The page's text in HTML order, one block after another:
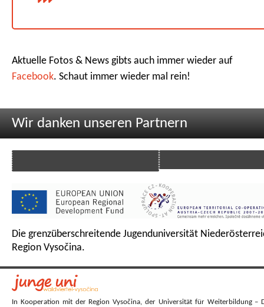
Aktuelle Fotos & News gibts auch immer wieder auf
Facebook. Schaut immer wieder mal rein!
Wir danken unseren Partnern
Die grenzüberschreitende Jugenduniversität
Region Vysočina.
In Kooperation mit der Region Vysočina, der Universität für Weiterbildung –